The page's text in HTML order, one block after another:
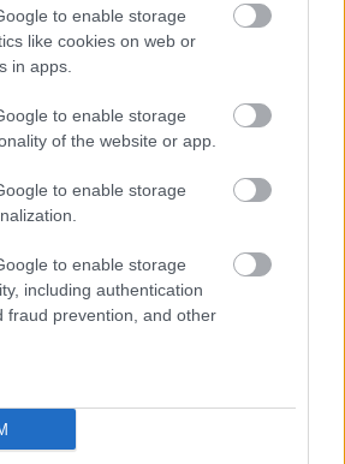
to enable storage
like cookies on web or
in apps.
to enable storage
of the website or app.
to enable storage
to enable storage
including authentication
fraud prevention, and other
a budapesti metrón
vetett ki az orosz olajra